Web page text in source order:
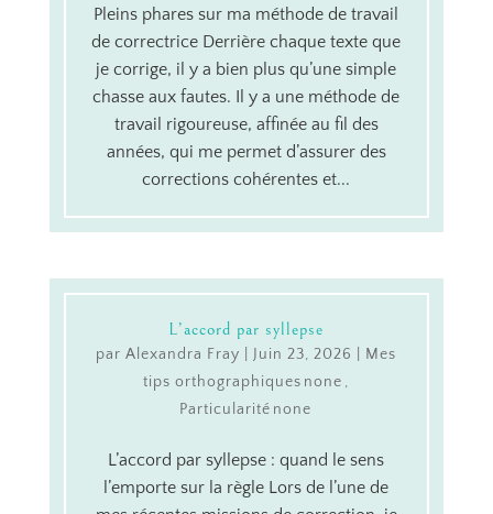
Pleins phares sur ma méthode de travail
de correctrice Derrière chaque texte que
je corrige, il y a bien plus qu’une simple
chasse aux fautes. Il y a une méthode de
travail rigoureuse, affinée au fil des
années, qui me permet d’assurer des
corrections cohérentes et...
L’accord par syllepse
parAlexandra Fray Juin 23, 2026
Mes
tips orthographiques
,
Particularité
L’accord par syllepse : quand le sens
l’emporte sur la règle Lors de l’une de